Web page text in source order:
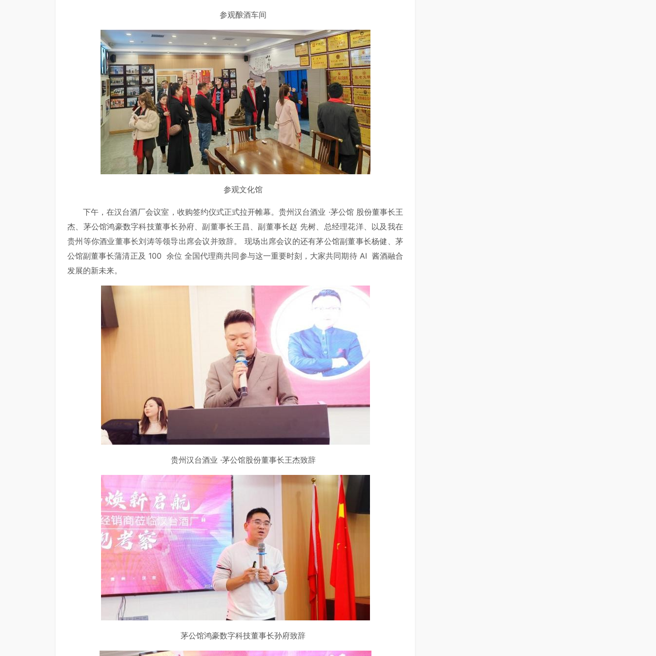
参观酿酒车间
参观文化馆
下午，在汉台酒厂会议室，收购签约仪式正式拉开帷幕。贵州汉台酒业 ·茅公馆 股份董事长王
杰、茅公馆鸿豪数字科技董事长孙府、副董事长王昌、副董事长赵 先树、总经理花洋、以及我在
贵州等你酒业董事长刘涛等领导出席会议并致辞。 现场出席会议的还有茅公馆副董事长杨健、茅
公馆副董事长蒲清正及 100 余位 全国代理商共同参与这一重要时刻，大家共同期待 AI 酱酒融合
发展的新未来。
贵州汉台酒业 ·茅公馆股份董事长王杰致辞
茅公馆鸿豪数字科技董事长孙府致辞